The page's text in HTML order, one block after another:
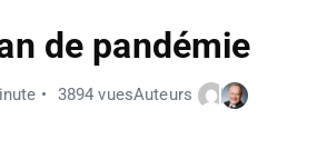
de pandémie
3894 vuesAuteurs